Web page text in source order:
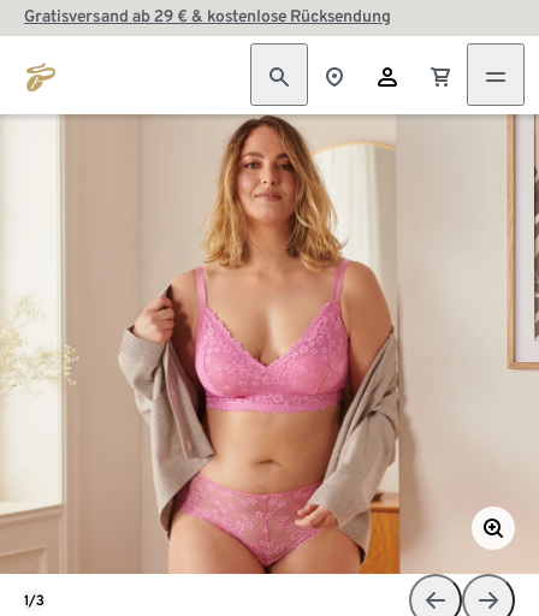
Gratisversand ab 29 € & kostenlose Rücksendung
1/3